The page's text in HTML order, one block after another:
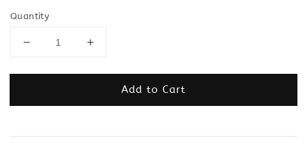
Quantity
Add to Cart